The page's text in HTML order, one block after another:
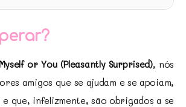
or You (Pleasantly Surprised), nós
amigos que se ajudam e se apoiam,
que, infelizmente, são obrigados a se